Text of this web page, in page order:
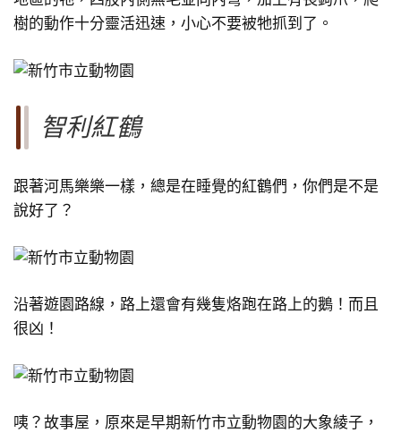
樹的動作十分靈活迅速，小心不要被牠抓到了。
智利紅鶴
跟著河馬樂樂一樣，總是在睡覺的紅鶴們，你們是不是
說好了？
沿著遊園路線，路上還會有幾隻烙跑在路上的鵝！而且
很凶！
咦？故事屋，原來是早期新竹市立動物園的大象綾子，